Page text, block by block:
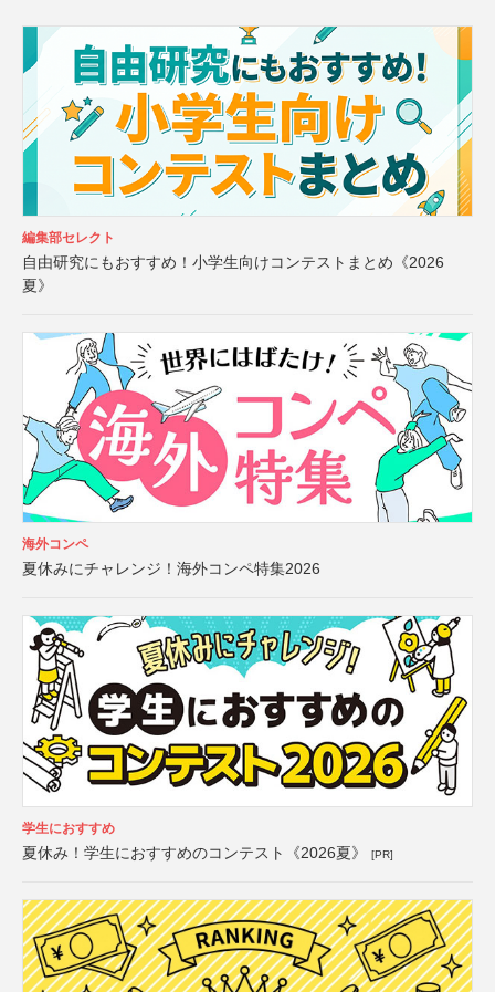
編集部セレクト
自由研究にもおすすめ！小学生向けコンテストまとめ《2026
夏》
海外コンペ
夏休みにチャレンジ！海外コンペ特集2026
学生におすすめ
夏休み！学生におすすめのコンテスト《2026夏》 [PR]